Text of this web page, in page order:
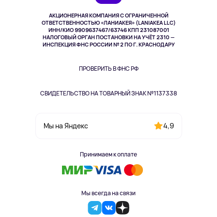
АКЦИОНЕРНАЯ КОМПАНИЯ С ОГРАНИЧЕННОЙ
ОТВЕТСТВЕННОСТЬЮ «ЛАНИАКЕЯ» (LANIAKEA LLC)
ИНН/КИО 9909637467/63746 КПП 231087001
НАЛОГОВЫЙ ОРГАН ПОСТАНОВКИ НА УЧЁТ 2310 —
ИНСПЕКЦИЯ ФНС РОССИИ № 2 ПО Г. КРАСНОДАРУ
ПРОВЕРИТЬ В ФНС РФ
СВИДЕТЕЛЬСТВО НА ТОВАРНЫЙ ЗНАК №1137338
Мы на Яндекс 4,9
Принимаем к оплате
Мы всегда на связи
Здоровье питомцев
Одежда и аксессуары